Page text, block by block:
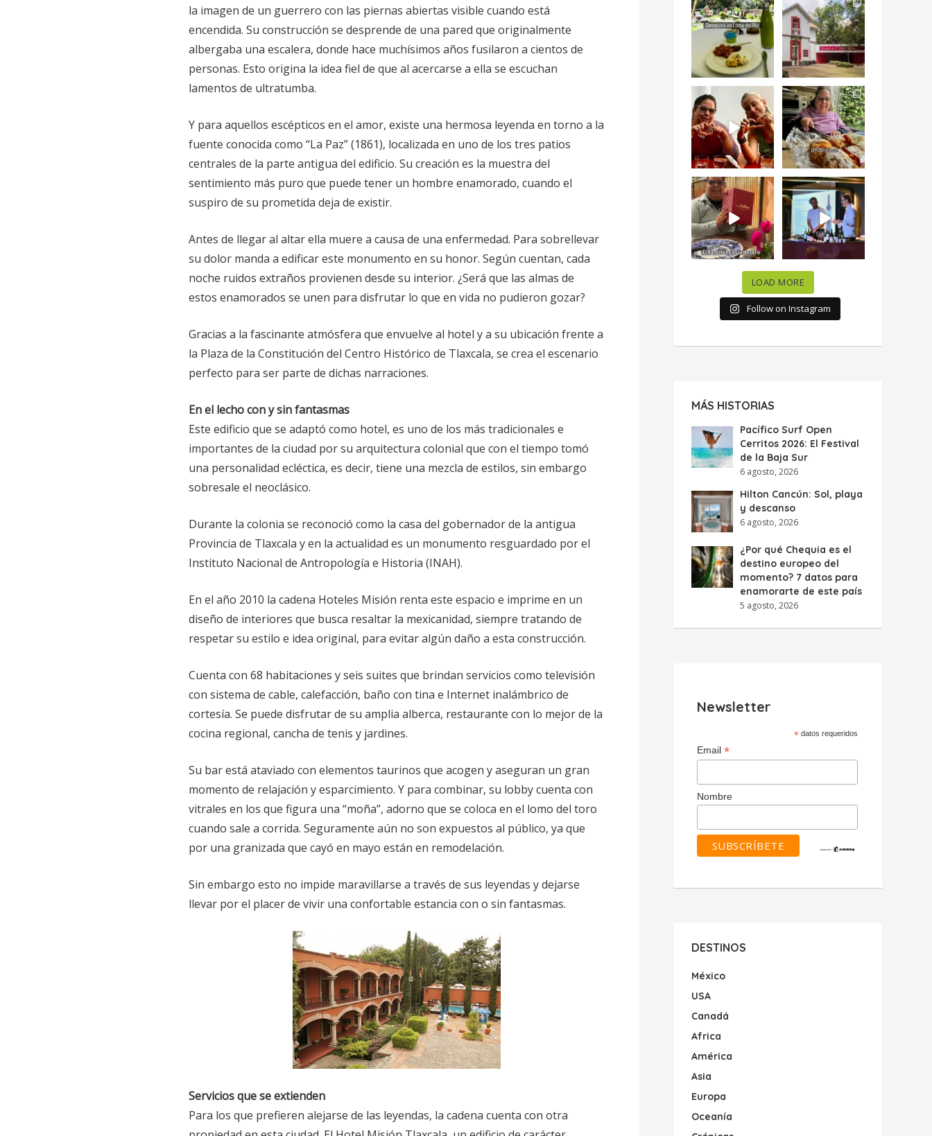
la imagen de un guerrero con las piernas abiertas visible cuando está
encendida. Su construcción se desprende de una pared que originalmente
albergaba una escalera, donde hace muchísimos años fusilaron a cientos de
personas. Esto origina la idea fiel de que al acercarse a ella se escuchan
lamentos de ultratumba.
Y para aquellos escépticos en el amor, existe una hermosa leyenda en torno a la
fuente conocida como “La Paz” (1861), localizada en uno de los tres patios
centrales de la parte antigua del edificio. Su creación es la muestra del
sentimiento más puro que puede tener un hombre enamorado, cuando el
suspiro de su prometida deja de existir.
Antes de llegar al altar ella muere a causa de una enfermedad. Para sobrellevar
su dolor manda a edificar este monumento en su honor. Según cuentan, cada
noche ruidos extraños provienen desde su interior. ¿Será que las almas de
estos enamorados se unen para disfrutar lo que en vida no pudieron gozar?
Gracias a la fascinante atmósfera que envuelve al hotel y a su ubicación frente a
la Plaza de la Constitución del Centro Histórico de Tlaxcala, se crea el escenario
perfecto para ser parte de dichas narraciones.
En el lecho con y sin fantasmas
Este edificio que se adaptó como hotel, es uno de los más tradicionales e
importantes de la ciudad por su arquitectura colonial que con el tiempo tomó
una personalidad ecléctica, es decir, tiene una mezcla de estilos, sin embargo
sobresale el neoclásico.
Durante la colonia se reconoció como la casa del gobernador de la antigua
Provincia de Tlaxcala y en la actualidad es un monumento resguardado por el
Instituto Nacional de Antropología e Historia (INAH).
En el año 2010 la cadena Hoteles Misión renta este espacio e imprime en un
diseño de interiores que busca resaltar la mexicanidad, siempre tratando de
respetar su estilo e idea original, para evitar algún daño a esta construcción.
Cuenta con 68 habitaciones y seis suites que brindan servicios como televisión
con sistema de cable, calefacción, baño con tina e Internet inalámbrico de
cortesía. Se puede disfrutar de su amplia alberca, restaurante con lo mejor de la
cocina regional, cancha de tenis y jardines.
Su bar está ataviado con elementos taurinos que acogen y aseguran un gran
momento de relajación y esparcimiento. Y para combinar, su lobby cuenta con
vitrales en los que figura una “moña”, adorno que se coloca en el lomo del toro
cuando sale a corrida. Seguramente aún no son expuestos al público, ya que
por una granizada que cayó en mayo están en remodelación.
Sin embargo esto no impide maravillarse a través de sus leyendas y dejarse
llevar por el placer de vivir una confortable estancia con o sin fantasmas.
Servicios que se extienden
Para los que prefieren alejarse de las leyendas, la cadena cuenta con otra
Levantarse, escuchar
el río correr y sentir
el...
19 0
Esta
#NochedeMuseos
en la
#QuintaColorada
el...
12 0
¡Qué desayuno tan
increíble en
@LasQuinceLetras!...
28 3
Me tocó rosca de
Tagers un
restaurante de
Avenida...
50 10
“En #Mallorca
Ciudad de México
celebramos la...
63 7
#SoaunFusionMexic
o una noche única
donde España y...
10 0
LOAD MORE
Follow on Instagram
MÁS HISTORIAS
Pacífico Surf Open
Cerritos 2026: El Festival
de la Baja Sur
6 agosto, 2026
Hilton Cancún: Sol, playa
y descanso
6 agosto, 2026
¿Por qué Chequia es el
destino europeo del
momento? 7 datos para
enamorarte de este país
5 agosto, 2026
Newsletter
* datos requeridos
Email *
Nombre
DESTINOS
México
USA
Canadá
Africa
América
Asia
Europa
Oceanía